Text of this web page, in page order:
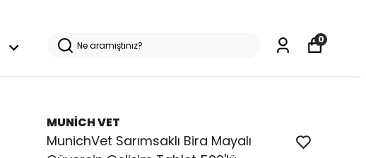
0
MUNİCH VET
MunichVet Sarımsaklı Bira Mayalı